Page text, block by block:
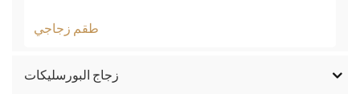
طقم زجاجي
زجاج البورسليكات